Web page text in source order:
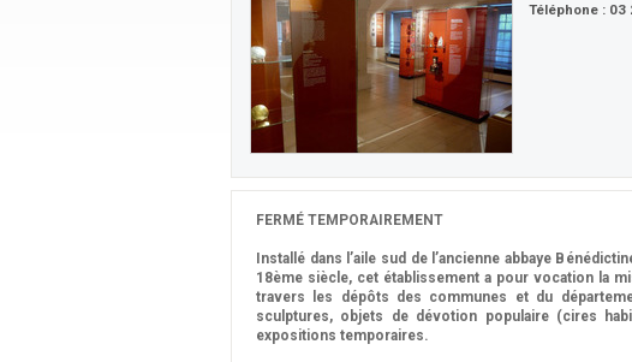
Téléphone : 03
FERMÉ TEMPORAIREMENT
Installé dans l’aile sud de l’ancienne abbaye
18ème siècle, cet établissement a pour vocation la
travers les dépôts des communes et du
sculptures, objets de dévotion populaire (cires
expositions temporaires.